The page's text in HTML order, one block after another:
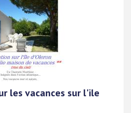
les vacances sur l'ile